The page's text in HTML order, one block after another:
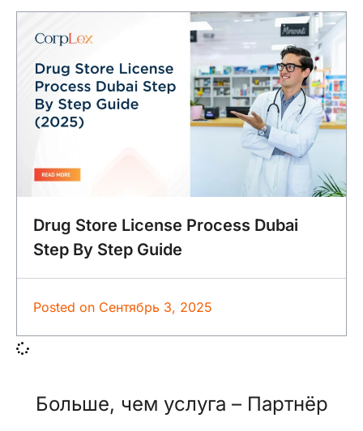
Drug Store License Process Dubai
Step By Step Guide
Posted on Сентябрь 3, 2025
Больше, чем услуга – Партнёр